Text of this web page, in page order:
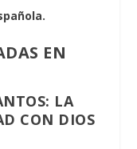
EN
LA
CON DIOS